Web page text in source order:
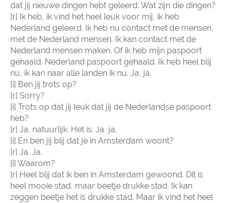
dat jij nieuwe dingen hebt geleerd. Wat zijn die dingen?
[r] Ik heb, ik vind het heel leuk voor mij, ik heb
Nederland geleerd. Ik heb nu contact met de mensen,
met de Nederland mensen. Ik kan contact met de
Nederland mensen maken. Of ik heb mijn paspoort
gehaald. Nederland paspoort gehaald. Ik heb heel blij
nu, ik kan naar alle landen ik nu. Ja, ja.
[i] Ben jij trots op?
[r] Sorry?
[i] Trots op dat jij leuk dat jij de Nederlandse paspoort
heb?
[r] Ja, natuurlijk. Het is. Ja, ja.
[i] En ben jij blij dat je in Amsterdam woont?
[r] Ja. Ja.
[i] Waarom?
[r] Heel blij dat ik ben in Amsterdam gewoond. Dit is
heel mooie stad, maar beetje drukke stad. Ik kan
zeggen beetje het is drukke stad. Maar ik vind het heel